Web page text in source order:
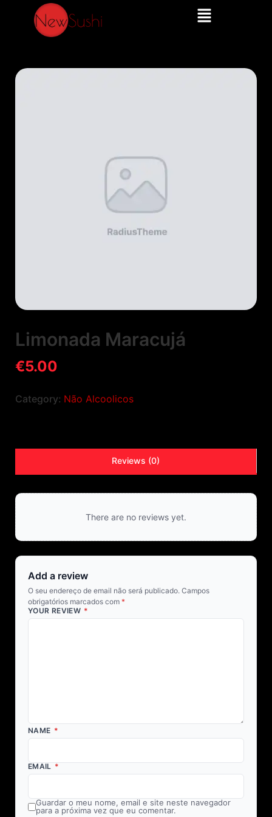
Limonada Maracujá
€5.00
Category: Não Alcoolicos
Reviews (0)
There are no reviews yet.
Add a review
O seu endereço de email não será publicado. Campos
obrigatórios marcados com *
YOUR REVIEW *
NAME *
EMAIL *
Guardar o meu nome, email e site neste navegador
para a próxima vez que eu comentar.